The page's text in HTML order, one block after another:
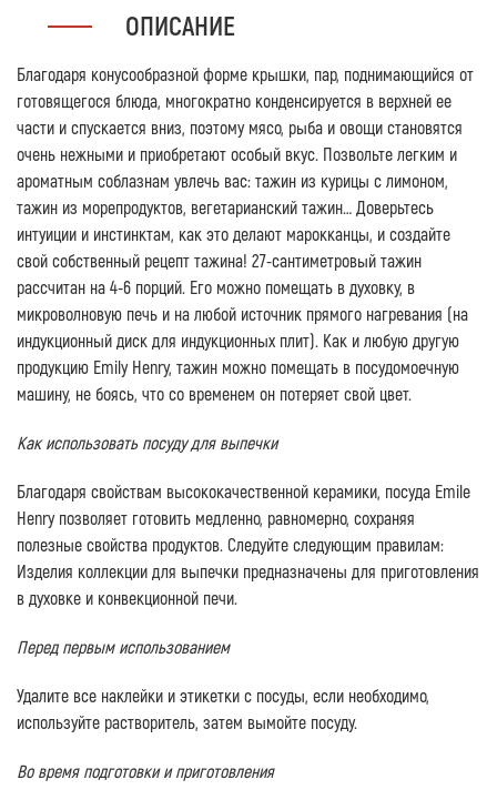
ОПИСАНИЕ
Благодаря конусообразной форме крышки, пар, поднимающийся от
готовящегося блюда, многократно конденсируется в верхней ее
части и спускается вниз, поэтому мясо, рыба и овощи становятся
очень нежными и приобретают особый вкус. Позвольте легким и
ароматным соблазнам увлечь вас: тажин из курицы с лимоном,
тажин из морепродуктов, вегетарианский тажин… Доверьтесь
интуиции и инстинктам, как это делают марокканцы, и создайте
свой собственный рецепт тажина! 27-сантиметровый тажин
рассчитан на 4-6 порций. Его можно помещать в духовку, в
микроволновую печь и на любой источник прямого нагревания (на
индукционный диск для индукционных плит). Как и любую другую
продукцию Emily Henry, тажин можно помещать в посудомоечную
машину, не боясь, что со временем он потеряет свой цвет.
Как использовать посуду для выпечки
Благодаря свойствам высококачественной керамики, посуда Emile
Henry позволяет готовить медленно, равномерно, сохраняя
полезные свойства продуктов. Следуйте следующим правилам:
Изделия коллекции для выпечки предназначены для приготовления
в духовке и конвекционной печи.
Перед первым использованием
Удалите все наклейки и этикетки с посуды, если необходимо,
используйте растворитель, затем вымойте посуду.
Во время подготовки и приготовления